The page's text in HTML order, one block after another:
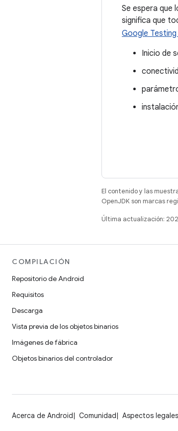
Se espera que
significa que
Google
Inicio de
El contenido y las
OpenJDK son marcas
Última actualización:
COMPILACIÓN
Repositorio de Android
Requisitos
Descarga
Vista previa de los objetos binarios
Imágenes de fábrica
Objetos binarios del controlador
Acerca de Android Comunidad Aspectos legales